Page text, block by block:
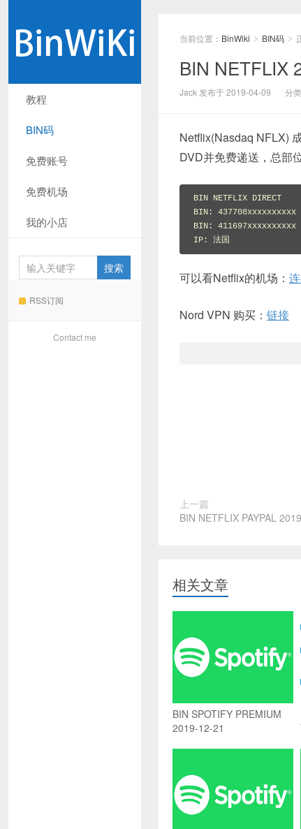
教程
BIN码
免费账号
免费机场
我的小店
RSS订阅
Contact me
当前位置： BinWiki > BIN码 >
BIN NETFLIX
Jack 发布于 2019-04-09 分
Netflix(Nasdaq NFLX)
DVD并免费递送，总部
BIN NETFLIX DIRECT
BIN: 437708xxxxxxxxxx
BIN: 411697xxxxxxxxxx
IP: 法国
可以看Netflix的机场：
Nord VPN 购买： 链接
上一篇
BIN NETFLIX PAYPAL
相关文章
BIN SPOTIFY PREMIUM
2019-12-21